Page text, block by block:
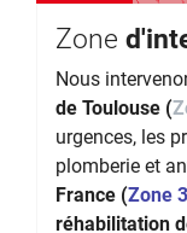
Zone
Nous
de Toulouse (
urgences, les
plomberie et
France (Zone 3
réhabilitation